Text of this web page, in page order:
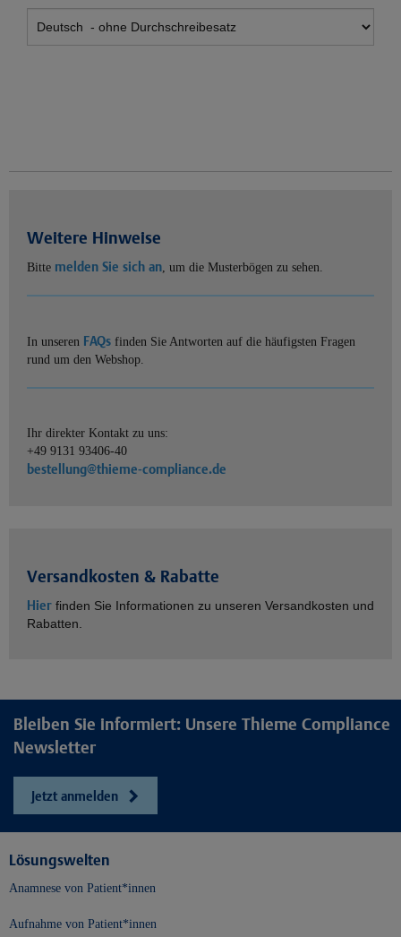
Weitere Hinweise
Bitte melden Sie sich an, um die Musterbögen zu sehen.
In unseren FAQs finden Sie Antworten auf die häufigsten Fragen
rund um den Webshop.
Ihr direkter Kontakt zu uns:
+49 9131 93406-40
bestellung@thieme-compliance.de
Versandkosten & Rabatte
Hier finden Sie Informationen zu unseren Versandkosten und
Rabatten.
Bleiben Sie informiert: Unsere Thieme Compliance
Newsletter
Jetzt anmelden
Lösungswelten
Anamnese von Patient*innen
Aufnahme von Patient*innen